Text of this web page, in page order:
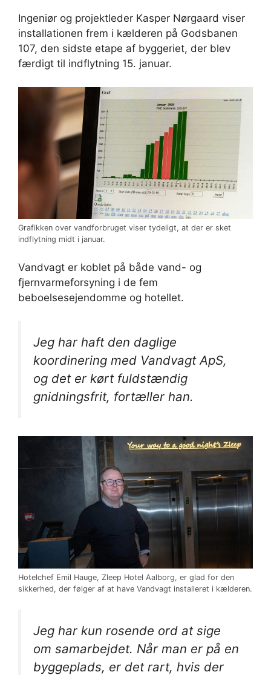
Ingeniør og projektleder Kasper Nørgaard viser
installationen frem i kælderen på Godsbanen
107, den sidste etape af byggeriet, der blev
færdigt til indflytning 15. januar.
Grafikken over vandforbruget viser tydeligt, at der er sket
indflytning midt i januar.
Vandvagt er koblet på både vand- og
fjernvarmeforsyning i de fem
beboelsesejendomme og hotellet.
Jeg har haft den daglige
koordinering med Vandvagt ApS,
og det er kørt fuldstændig
gnidningsfrit, fortæller han.
Hotelchef Emil Hauge, Zleep Hotel Aalborg, er glad for den
sikkerhed, der følger af at have Vandvagt installeret i kælderen.
Jeg har kun rosende ord at sige
om samarbejdet. Når man er på en
byggeplads, er det rart, hvis der